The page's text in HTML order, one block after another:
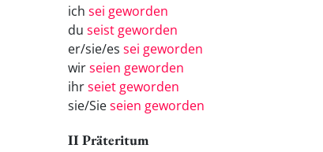
ich sei geworden
du seist geworden
er/sie/es sei geworden
wirseien geworden
ihrseiet geworden
sie/Sieseien geworden
II Präteritum